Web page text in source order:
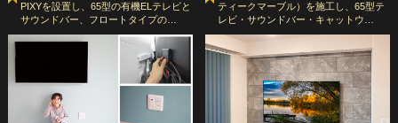
PIXYを設置し、65型の有機ELテレビと
サウンドバー、フロートタイプの…
ティークマーブル）を施工し、65型テ
レビ・サウンドバー・キャットウ…